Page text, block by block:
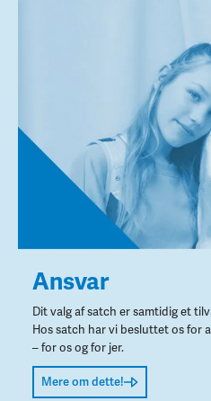
Ansvar
Dit valg af satch er samtidig et
Hos satch har vi besluttet os for
– for os og for jer.
Mere om dette!